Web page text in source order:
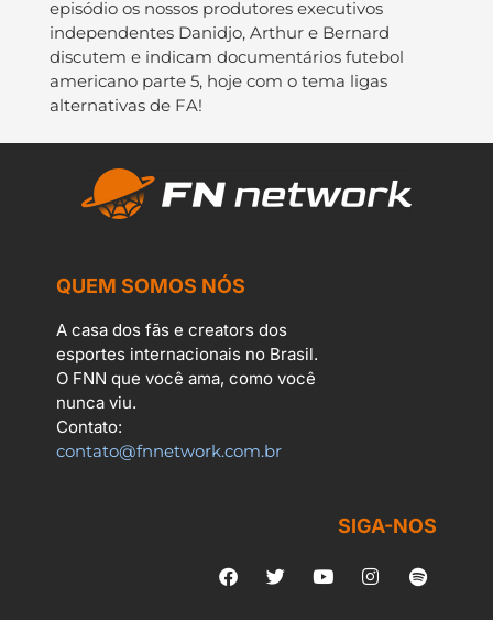
episódio os nossos produtores executivos
independentes Danidjo, Arthur e Bernard
discutem e indicam documentários futebol
americano parte 5, hoje com o tema ligas
alternativas de FA!
QUEM SOMOS NÓS
A casa dos fãs e creators dos
esportes internacionais no Brasil.
O FNN que você ama, como você
nunca viu.
Contato:
contato@fnnetwork.com.br
SIGA-NOS